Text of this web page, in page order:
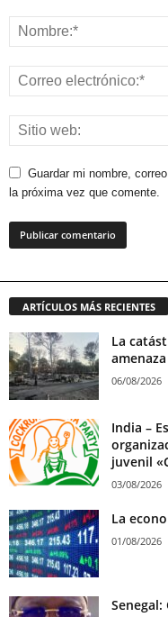
Guardar mi nombre,
la próxima vez que comente.
ARTÍCULOS MÁS RECIENTES
La
06/08/2026
India –
juvenil
03/08/2026
La
01/08/2026